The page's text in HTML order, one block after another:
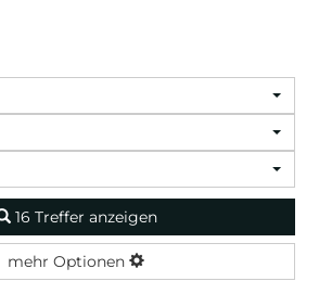
16 Treffer anzeigen
mehr Optionen